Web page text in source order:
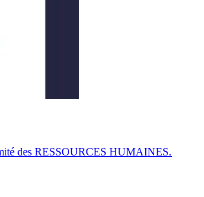
des RESSOURCES HUMAINES.​​